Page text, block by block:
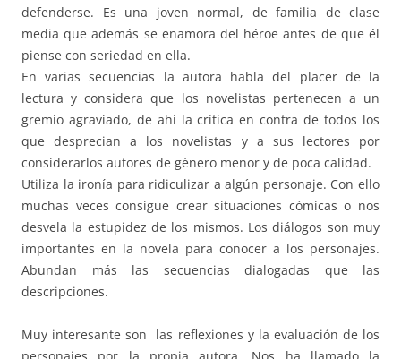
defenderse. Es una joven normal, de familia de clase
media que además se enamora del héroe antes de que él
piense con seriedad en ella.
En varias secuencias la autora habla del placer de la
lectura y considera que los novelistas pertenecen a un
gremio agraviado, de ahí la crítica en contra de todos los
que desprecian a los novelistas y a sus lectores por
considerarlos autores de género menor y de poca calidad.
Utiliza la ironía para ridiculizar a algún personaje. Con ello
muchas veces consigue crear situaciones cómicas o nos
desvela la estupidez de los mismos. Los diálogos son muy
importantes en la novela para conocer a los personajes.
Abundan más las secuencias dialogadas que las
descripciones.
Muy interesante son las reflexiones y la evaluación de los